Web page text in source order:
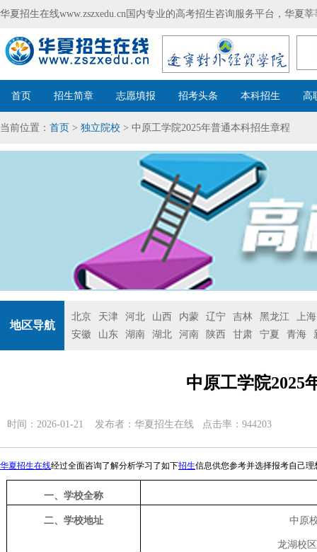
华夏招生在线www.zszxedu.cn国内专业的高考招生咨询服务平台，华夏
首页 招生简章 志愿填报 招考头条 本科招生 高
当前位置： 首页 > 独立院校 > 中原工学院2025年普通本科招生章程
地区导航
北京 天津 河北 山西 内蒙 辽宁 吉林 黑龙江
上海
安徽
山东 湖南 湖北 河南 陕西 甘肃 宁夏 青海
中原工学院2025
时间：2026-01-21 发布者： 华夏招生在线 点击率：944203
华夏招生在线经过全面咨询了解分析学习了如下招生信息供您参考并选择报考自己理
一、学校全称
二、学校地址 中原
龙湖校